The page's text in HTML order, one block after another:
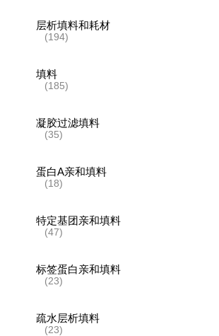
层析填料和耗材
(194)
填料
(185)
凝胶过滤填料
(35)
蛋白A亲和填料
(18)
特定基团亲和填料
(47)
标签蛋白亲和填料
(23)
疏水层析填料
(23)